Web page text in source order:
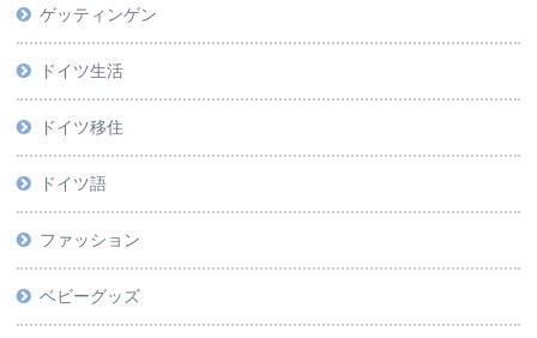
ゲッティンゲン
ドイツ生活
ドイツ移住
ドイツ語
ファッション
ベビーグッズ